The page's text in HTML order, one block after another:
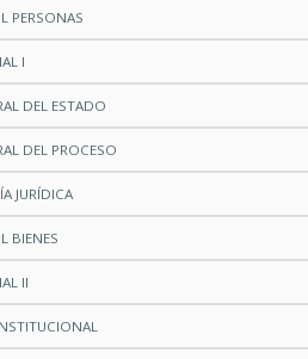
PERSONAS
I
DEL ESTADO
DEL PROCESO
JURÍDICA
BIENES
II